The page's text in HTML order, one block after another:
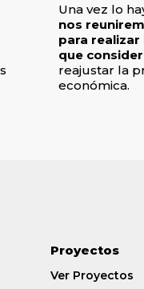
Una vez lo
nos
para
que
reajustar la
económica.
Proyectos
Ver Proyectos